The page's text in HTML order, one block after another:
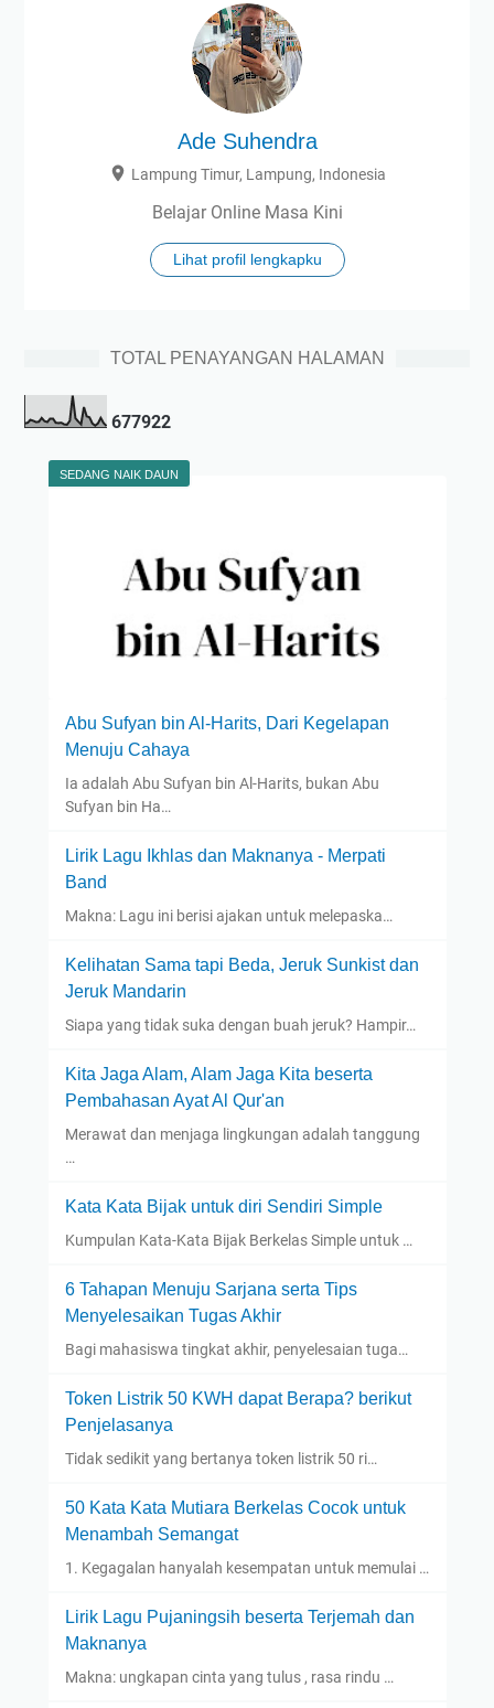
Ade Suhendra
Lampung Timur, Lampung, Indonesia
Belajar Online Masa Kini
Lihat profil lengkapku
TOTAL PENAYANGAN HALAMAN
677922
SEDANG NAIK DAUN
Abu Sufyan bin Al-Harits, Dari Kegelapan
Menuju Cahaya
Ia adalah Abu Sufyan bin Al-Harits, bukan Abu
Sufyan bin Ha…
Lirik Lagu Ikhlas dan Maknanya - Merpati
Band
Makna: Lagu ini berisi ajakan untuk melepaska…
Kelihatan Sama tapi Beda, Jeruk Sunkist dan
Jeruk Mandarin
Siapa yang tidak suka dengan buah jeruk? Hampir…
Kita Jaga Alam, Alam Jaga Kita beserta
Pembahasan Ayat Al Qur'an
Merawat dan menjaga lingkungan adalah tanggung
…
Kata Kata Bijak untuk diri Sendiri Simple
Kumpulan Kata-Kata Bijak Berkelas Simple untuk …
6 Tahapan Menuju Sarjana serta Tips
Menyelesaikan Tugas Akhir
Bagi mahasiswa tingkat akhir, penyelesaian tuga…
Token Listrik 50 KWH dapat Berapa? berikut
Penjelasanya
Tidak sedikit yang bertanya token listrik 50 ri…
50 Kata Kata Mutiara Berkelas Cocok untuk
Menambah Semangat
1. Kegagalan hanyalah kesempatan untuk memulai …
Lirik Lagu Pujaningsih beserta Terjemah dan
Maknanya
Makna: ungkapan cinta yang tulus , rasa rindu …